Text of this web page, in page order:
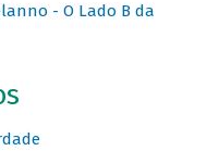
- O Lado B da